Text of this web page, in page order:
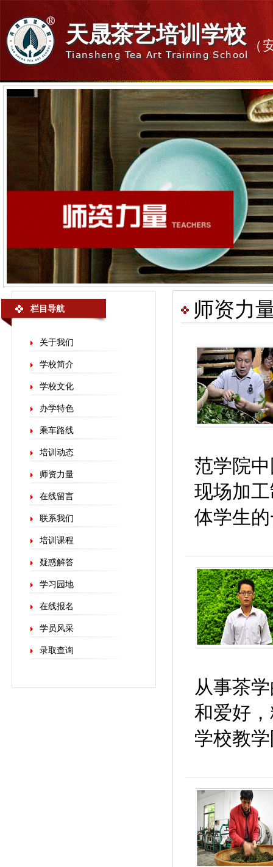
天晟茶艺培训学校
Tiansheng Tea Art Training School
（
栏目导航
关于我们
学校简介
学校文化
办学特色
乘车路线
培训动态
师资力量
在线留言
联系我们
培训课程
疑惑解答
学习园地
在线报名
学员风采
录取查询
师资力
范学院
现场加
体学生
从事茶
和爱好
学校教